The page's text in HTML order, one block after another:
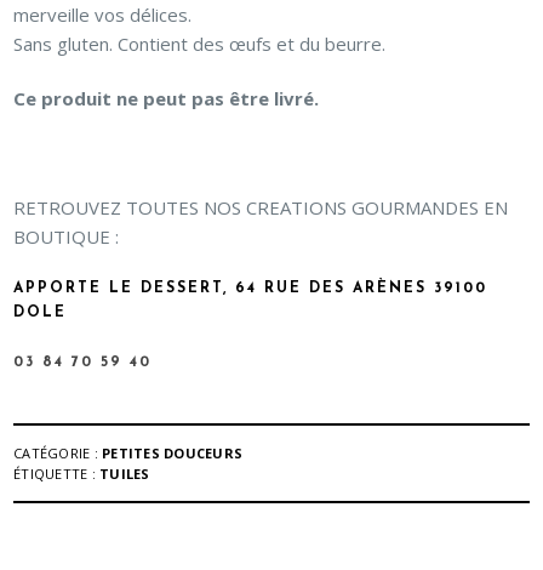
merveille vos délices.
Sans gluten. Contient des œufs et du beurre.
Ce produit ne peut pas être livré.
RETROUVEZ TOUTES NOS CREATIONS GOURMANDES EN
BOUTIQUE :
APPORTE LE DESSERT, 64 RUE DES ARÈNES 39100
DOLE
03 84 70 59 40
CATÉGORIE : PETITES DOUCEURS
ÉTIQUETTE : TUILES